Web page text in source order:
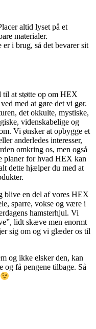
altid lyset på et
materialer.
i brug, så det bevarer sit
til at støtte op om HEX
med at gøre det vi gør.
det okkulte, mystiske,
videnskabelige og
Vi ønsker at opbygge et
anderledes interesser,
omkring os, men også
planer for hvad HEX kan
dette hjælper du med at
blive en del af vores HEX
sparre, vokse og være i
hamsterhjul. Vi
lidt skæve men enormt
sig om og vi glæder os til
og ikke elsker den, kan
og få pengene tilbage. Så